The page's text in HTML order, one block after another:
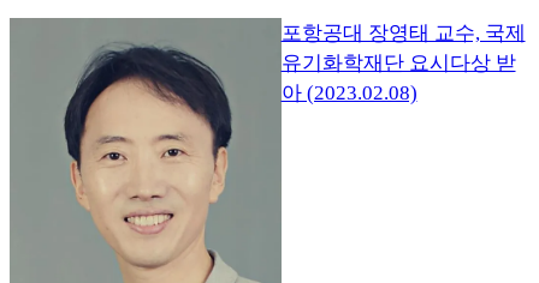
포항공대 장영태 교수, 국제
유기화학재단 요시다상 받
아 (2023.02.08)